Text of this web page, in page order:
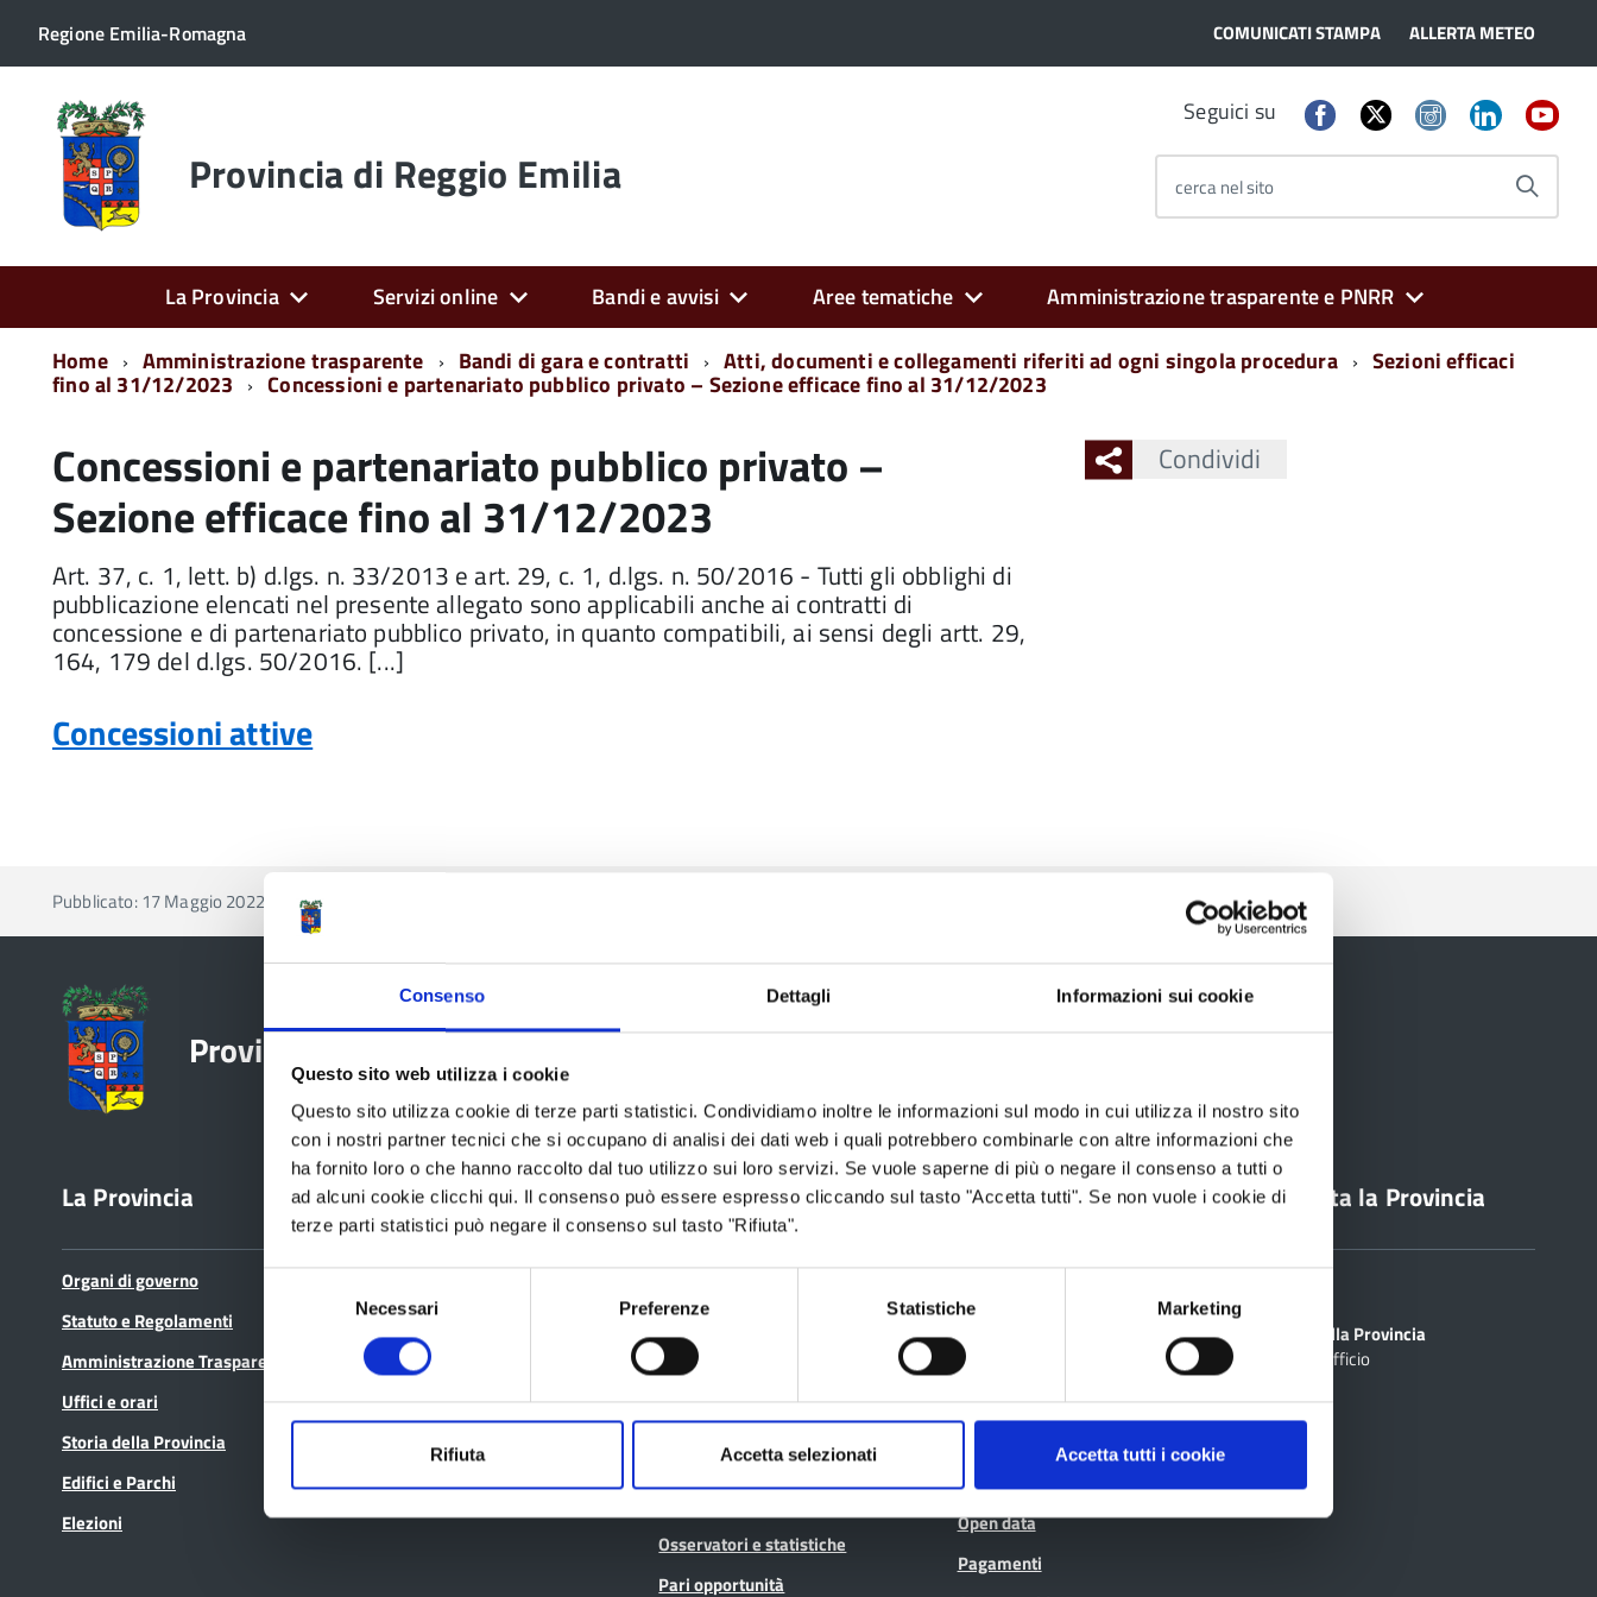
Consenso Dettagli Informazioni sui cookie
Questo sito web utilizza i cookie
Questo sito utilizza cookie di terze parti statistici. Condividiamo inoltre le informazioni sul modo in cui utilizza il nostro sito
con i nostri partner tecnici che si occupano di analisi dei dati web i quali potrebbero combinarle con altre informazioni che
ha fornito loro o che hanno raccolto dal tuo utilizzo sui loro servizi. Se vuole saperne di più o negare il consenso a tutti o
ad alcuni cookie clicchi qui. Il consenso può essere espresso cliccando sul tasto "Accetta tutti". Se non vuole i cookie di
terze parti statistici può negare il consenso sul tasto "Rifiuta".
Necessari Preferenze Statistiche Marketing
Rifiuta Accetta selezionati Accetta tutti i cookie
Regione Emilia-Romagna COMUNICATI STAMPA ALLERTA METEO
Torna
alla
home
page Provincia di Reggio Emilia
Seguici su
cerca nel sito
La Provincia Servizi online Bandi e avvisi Aree tematiche
Amministrazione trasparente e PNRR
Home
Amministrazione trasparente Bandi di gara e contratti Atti, documenti e collegamenti riferiti ad ogni singola procedura Sezioni efficaci
fino al 31/12/2023 Concessioni e partenariato pubblico privato – Sezione efficace fino al 31/12/2023
Concessioni e partenariato pubblico privato –
Sezione efficace fino al 31/12/2023
Art. 37, c. 1, lett. b) d.lgs. n. 33/2013 e art. 29, c. 1, d.lgs. n. 50/2016 - Tutti gli obblighi di
pubblicazione elencati nel presente allegato sono applicabili anche ai contratti di
concessione e di partenariato pubblico privato, in quanto compatibili, ai sensi degli artt. 29,
164, 179 del d.lgs. 50/2016. [...]
Concessioni attive
Condividi
Pubblicato: 17 Maggio 2022 —
Provincia di Reggio Emilia
La Provincia
Organi di governo
Statuto e Regolamenti
Amministrazione Trasparente
Uffici e orari
Storia della Provincia
Edifici e Parchi
Elezioni
Bandi e avvisi
Avvisi pubblici
Concorsi e selezioni
In scadenza
Aree tematiche
Bilancio
Conferenza Territoriale Sociale e
Sanitaria (CTSS)
Infrastrutture, mobilità e trasporti
Istruzione
Osservatori e statistiche
Pari opportunità
Servizi online
Albo pretorio
Consiglio Provinciale Online
Consulta gli atti
Geoportale cartografico
Lavoro per te
Open data
Pagamenti
Contatta la Provincia
Scrivi alla Provincia
Cerca Ufficio